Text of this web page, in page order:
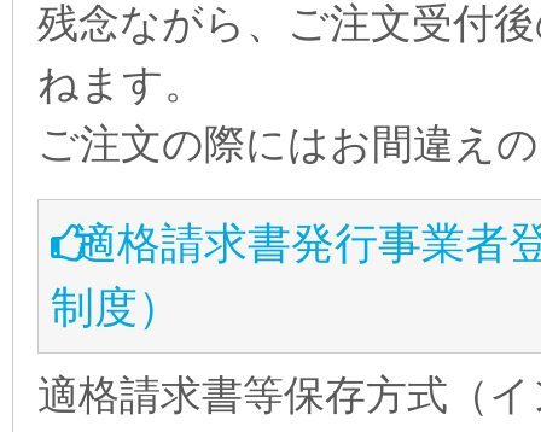
残念ながら、ご注文受付
ねます。
ご注文の際にはお間違え
適格請求書発行事業者
制度）
適格請求書等保存方式（